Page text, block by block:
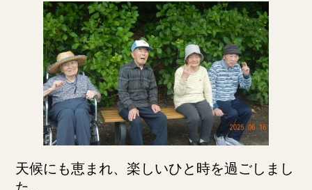
天候にも恵まれ、楽しいひと時を過ごしまし